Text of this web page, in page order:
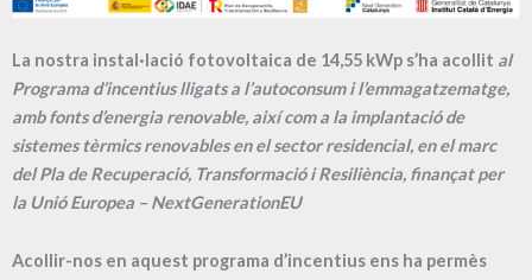
La nostra instal·lació fotovoltaica de 14,55 kWp s’ha acollit al
Programa d’incentius lligats a l’autoconsum i l’emmagatzematge,
amb fonts d’energia renovable, així com a la implantació de
sistemes tèrmics renovables en el sector residencial, en el marc
del Pla de Recuperació, Transformació i Resiliència, finançat per
la Unió Europea – NextGenerationEU
Acollir-nos en aquest programa d’incentius ens ha permès